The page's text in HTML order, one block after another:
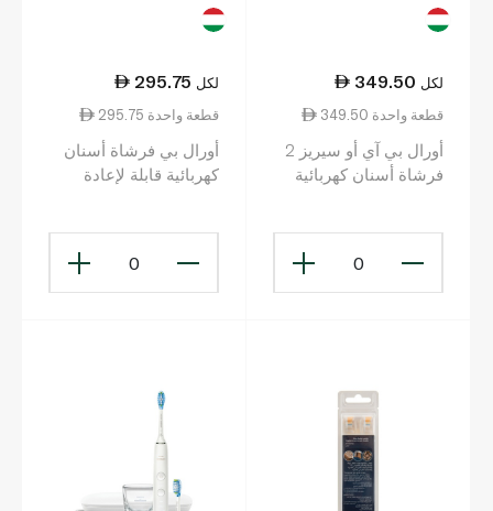
349.50 لكل
349.50 قطعة واحدة
أورال بي آي أو سيريز 2
فرشاة أسنان كهربائية
0
295.75 لكل
295.75 قطعة واحدة
أورال بي فرشاة أسنان
كهربائية قابلة لإعادة
0